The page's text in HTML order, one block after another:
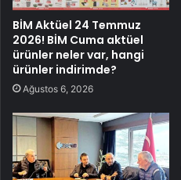
BİM Aktüel 24 Temmuz
2026! BİM Cuma aktüel
ürünler neler var, hangi
ürünler indirimde?
Ağustos 6, 2026